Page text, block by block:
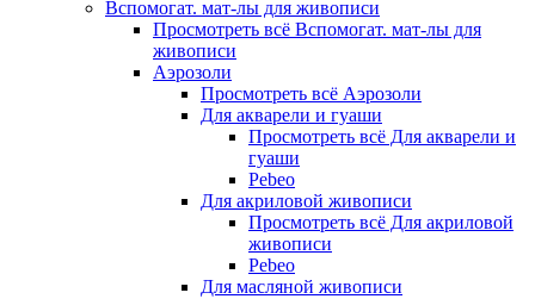
Вспомогат. мат-лы для живописи
Просмотреть всё Вспомогат. мат-лы для
живописи
Аэрозоли
Просмотреть всё Аэрозоли
Для акварели и гуаши
Просмотреть всё Для акварели и
гуаши
Pebeo
Для акриловой живописи
Просмотреть всё Для акриловой
живописи
Pebeo
Для масляной живописи